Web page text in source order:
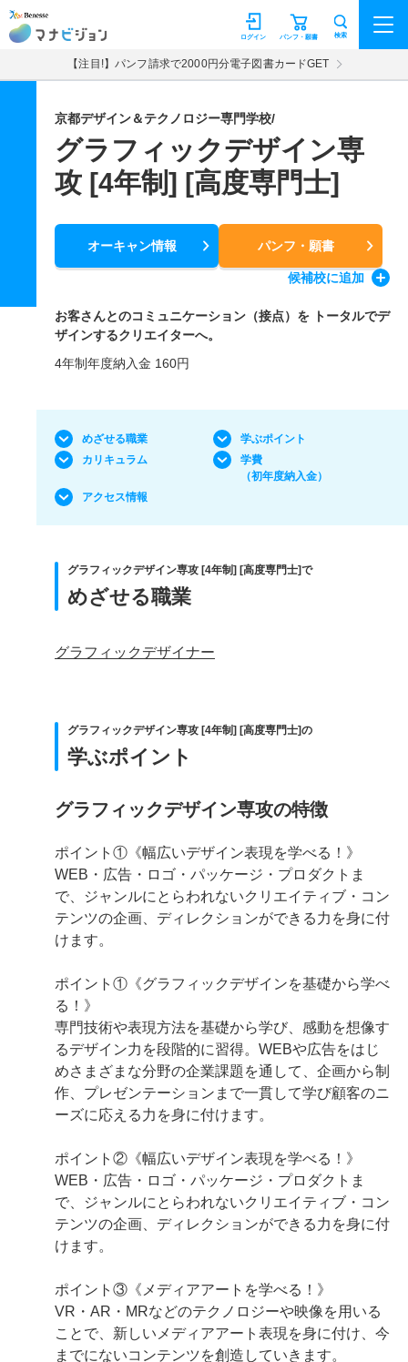
マナビジョン パンフ・願書
ログイン 検索
【注目!】パンフ請求で2000円分電子図書カードGET
京都デザイン＆テクノロジー専門学校/
グラフィックデザイン専
攻 [4年制] [高度専門士]
オーキャン情報 パンフ・願書
候補校に追加
お客さんとのコミュニケーション（接点）を トータルでデ
ザインするクリエイターへ。
4年制年度納入金 160円
めざせる職業
学ぶポイント
カリキュラム
学費
（初年度納入金）
アクセス情報
グラフィックデザイン専攻 [4年制] [高度専門士]で
めざせる職業
グラフィックデザイナー
グラフィックデザイン専攻 [4年制] [高度専門士]の
学ぶポイント
グラフィックデザイン専攻の特徴
ポイント①《幅広いデザイン表現を学べる！》
WEB・広告・ロゴ・パッケージ・プロダクトま
で、ジャンルにとらわれないクリエイティブ・コン
テンツの企画、ディレクションができる力を身に付
けます。
ポイント①《グラフィックデザインを基礎から学べ
る！》
専門技術や表現方法を基礎から学び、感動を想像す
るデザイン力を段階的に習得。WEBや広告をはじ
めさまざまな分野の企業課題を通して、企画から制
作、プレゼンテーションまで一貫して学び顧客のニ
ーズに応える力を身に付けます。
ポイント②《幅広いデザイン表現を学べる！》
WEB・広告・ロゴ・パッケージ・プロダクトま
で、ジャンルにとらわれないクリエイティブ・コン
テンツの企画、ディレクションができる力を身に付
けます。
ポイント③《メディアアートを学べる！》
VR・AR・MRなどのテクノロジーや映像を用いる
ことで、新しいメディアアート表現を身に付け、今
までにないコンテンツを創造していきます。